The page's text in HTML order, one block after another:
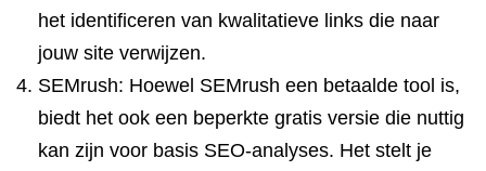
het identificeren van kwalitatieve links die naar
jouw site verwijzen.
SEMrush: Hoewel SEMrush een betaalde tool is,
biedt het ook een beperkte gratis versie die nuttig
kan zijn voor basis SEO-analyses. Het stelt je